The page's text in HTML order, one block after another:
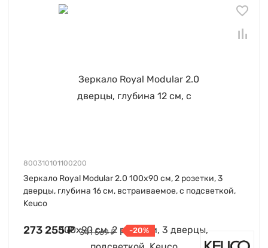
800310101100200
Зеркало Royal Modular 2.0 100х90 см, 2 розетки, 3
дверцы, глубина 16 см, встраиваемое, с подсветкой,
Keuco
273 255 ₽ 341 569 ₽ -20%